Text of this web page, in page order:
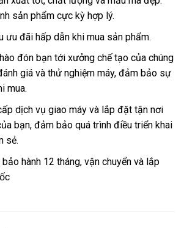
sản phẩm cực kỳ hợp lý.
ưu đãi hấp dẫn khi mua sản phẩm.
đón bạn tới xưởng chế tạo của chúng
giá và thử nghiệm máy, đảm bảo sự
mua.
dịch vụ giao máy và lắp đặt tận nơi
bạn, đảm bảo quá trình điều triển khai
sẻ.
hành 12 tháng, vận chuyển và lắp